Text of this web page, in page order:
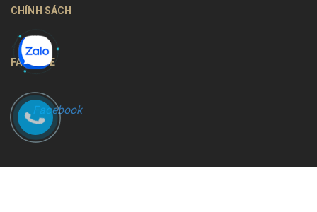
CHÍNH SÁCH
FANPAGE
Facebook